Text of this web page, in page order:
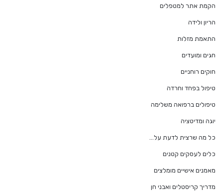
הקמת אתר למטפלים
הריון ולידה
התאמת מזלות
חגים ומועדים
חוקים רוחניים
טיפול בפחד וחרדה
טיפולים ברפואה משלימה
יוגה ומדיטציה
כל מה שרצית לדעת על…
כלים לעסקים קטנים
מאמנים אישיים מומלצים
מדריך קריסטלים ואבני חן